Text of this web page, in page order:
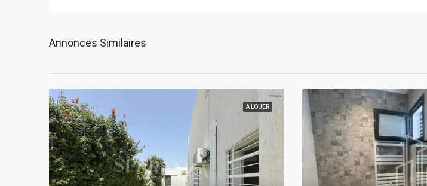
Annonces Similaires
A LOUER